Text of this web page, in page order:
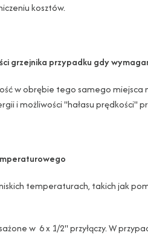
kosztów.
grzejnika przypadku gdy
w obrębie tego samego miejsca
i możliwości "hałasu prędkości"
temperaturach, takich jak
w 6 x 1/2" przyłączy. W